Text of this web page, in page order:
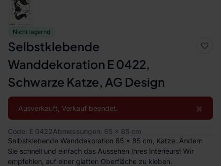
Nicht lagernd
Selbstklebende
Wanddekoration E 0422,
Schwarze Katze, AG Design
×
Ausverkauft, Verkauf beendet.
Code: E 0422Abmessungen: 65 x 85 cm
Selbstklebende Wanddekoration 65 x 85 cm, Katze. Ändern
Sie schnell und einfach das Aussehen Ihres Interieurs! Wir
empfehlen, auf einer glatten Oberfläche zu kleben.